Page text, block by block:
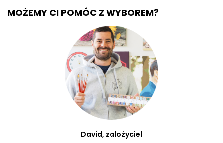
MOŻEMY CI POMÓC Z WYBOREM?
David, zalożyciel